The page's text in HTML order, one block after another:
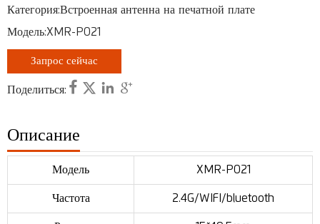
Категория:Встроенная антенна на печатной плате
Модель:XMR-P021
Запрос сейчас
Поделиться:    
Описание
Модель XMR-P021
Частота 2.4G/WIFI/bluetooth